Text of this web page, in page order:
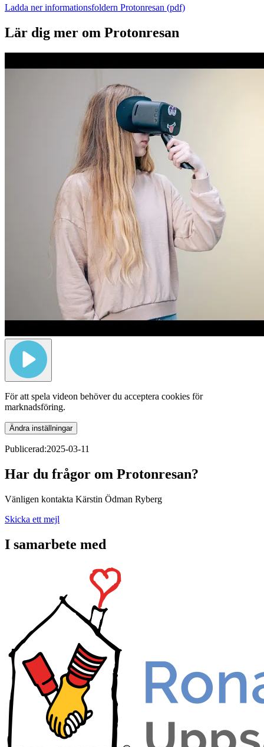
Ladda ner informationsfoldern Protonresan (pdf)
Lär dig mer om Protonresan
För att spela videon behöver du acceptera cookies för
marknadsföring.
Ändra inställningar
Publicerad:2025-03-11
Har du frågor om Protonresan?
Vänligen kontakta Kärstin Ödman Ryberg
Skicka ett mejl
I samarbete med